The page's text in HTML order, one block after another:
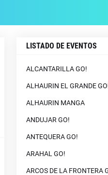
LISTADO DE EVENTOS
ALCANTARILLA GO!
ALHAURIN EL GRANDE
ALHAURIN MANGA
ANDUJAR GO!
ANTEQUERA GO!
ARAHAL GO!
ARCOS DE LA FRONTERA